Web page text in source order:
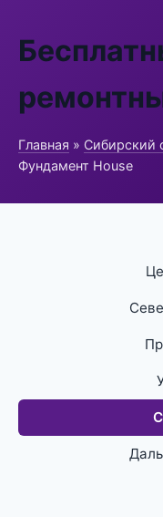
Главная » Сибирский
Фундамент House